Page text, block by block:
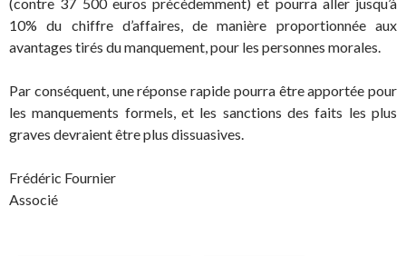
10% du chiffre d’affaires, de manière proportionnée aux
avantages tirés du manquement, pour les personnes morales.
Par conséquent, une réponse rapide pourra être apportée pour
les manquements formels, et les sanctions des faits les plus
graves devraient être plus dissuasives.
Frédéric Fournier
Associé